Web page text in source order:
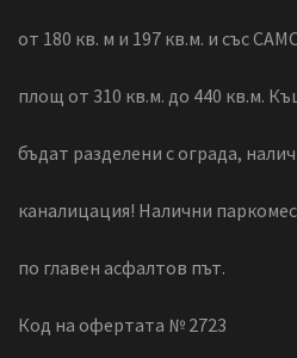
от 180 кв. м и 197 кв.м. и със
площ от 310 кв.м. до 440 кв.м.
бъдат разделени с ограда,
каналицация! Налични
по главен асфалтов път.
Код на офертата № 2723